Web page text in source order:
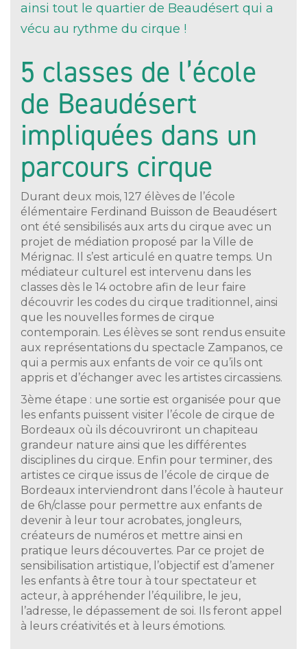
ainsi tout le quartier de Beaudésert qui a
vécu au rythme du cirque !
5 classes de l’école
de Beaudésert
impliquées dans un
parcours cirque
Durant deux mois, 127 élèves de l’école
élémentaire Ferdinand Buisson de Beaudésert
ont été sensibilisés aux arts du cirque avec un
projet de médiation proposé par la Ville de
Mérignac. Il s’est articulé en quatre temps. Un
médiateur culturel est intervenu dans les
classes dès le 14 octobre afin de leur faire
découvrir les codes du cirque traditionnel, ainsi
que les nouvelles formes de cirque
contemporain. Les élèves se sont rendus ensuite
aux représentations du spectacle Zampanos, ce
qui a permis aux enfants de voir ce qu’ils ont
appris et d’échanger avec les artistes circassiens.
3ème étape : une sortie est organisée pour que
les enfants puissent visiter l’école de cirque de
Bordeaux où ils découvriront un chapiteau
grandeur nature ainsi que les différentes
disciplines du cirque. Enfin pour terminer, des
artistes ce cirque issus de l’école de cirque de
Bordeaux interviendront dans l’école à hauteur
de 6h/classe pour permettre aux enfants de
devenir à leur tour acrobates, jongleurs,
créateurs de numéros et mettre ainsi en
pratique leurs découvertes. Par ce projet de
sensibilisation artistique, l’objectif est d’amener
les enfants à être tour à tour spectateur et
acteur, à appréhender l’équilibre, le jeu,
l’adresse, le dépassement de soi. Ils feront appel
à leurs créativités et à leurs émotions.